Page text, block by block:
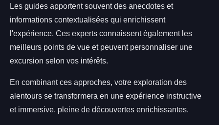
Les guides apportent souvent des anecdotes et
informations contextualisées qui enrichissent
l'expérience. Ces experts connaissent également les
meilleurs points de vue et peuvent personnaliser une
excursion selon vos intérêts.
En combinant ces approches, votre exploration des
alentours se transformera en une expérience instructive
et immersive, pleine de découvertes enrichissantes.